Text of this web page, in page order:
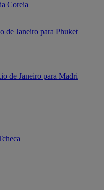
Coreia
de Janeiro para Phuket
de Janeiro para Madri